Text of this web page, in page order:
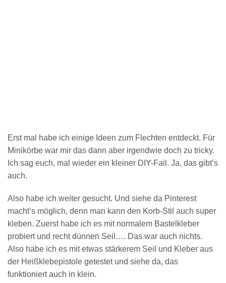
Erst mal habe ich einige Ideen zum Flechten entdeckt. Für
Minikörbe war mir das dann aber irgendwie doch zu tricky.
Ich sag euch, mal wieder ein kleiner DIY-Fail. Ja, das gibt’s
auch.
Also habe ich weiter gesucht. Und siehe da Pinterest
macht’s möglich, denn man kann den Korb-Stil auch super
kleben. Zuerst habe ich es mit normalem Bastelkleber
probiert und recht dünnen Seil…. Das war auch nichts.
Also habe ich es mit etwas stärkerem Seil und Kleber aus
der Heißklebepistole getestet und siehe da, das
funktioniert auch in klein.